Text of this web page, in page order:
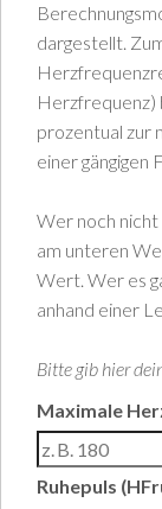
dargestellt.
Herzfrequenz)
prozentual zur
einer gängigen
Wer noch
am unteren
Wert. Wer es
anhand einer
Bitte gib hier
Maximale
Ruhepuls